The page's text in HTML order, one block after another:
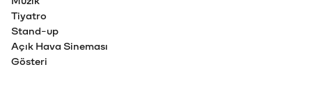
Tiyatro
Stand-up
Açık Hava Sineması
Gösteri